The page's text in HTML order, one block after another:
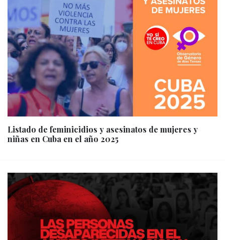
Listado de feminicidios y asesinatos de mujeres y
niñas en Cuba en el año 2025